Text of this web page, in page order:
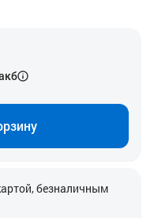
безналичным